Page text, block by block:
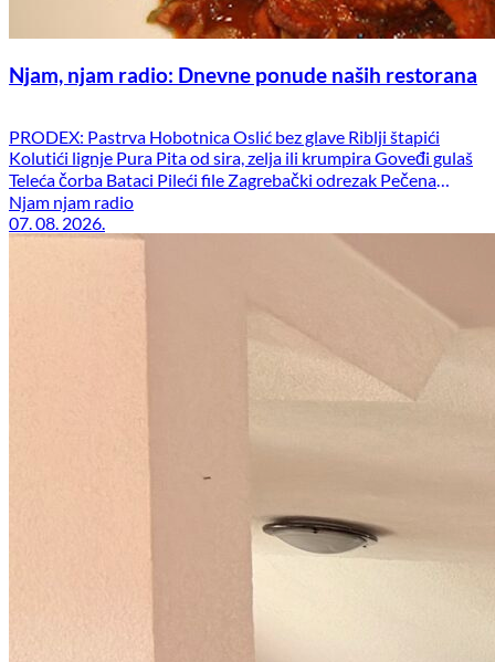
Njam, njam radio: Dnevne ponude naših restorana
PRODEX: Pastrva Hobotnica Oslić bez glave Riblji štapići
Kolutići lignje Pura Pita od sira, zelja ili krumpira Goveđi gulaš
Teleća čorba Bataci Pileći file Zagrebački odrezak Pečena
teletina Junetina lešo Pečeni odojak Piletina u umaku
Svinjetina u umaku Punjena paprika Svi prilozi uz marendska
jela u restoranu su besplatni. BAKOVIĆ: Bečki svinjski
Njam njam radio
07. 08. 2026.